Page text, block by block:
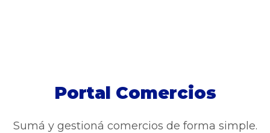
Portal Comercios
Sumá y gestioná comercios de forma simple.